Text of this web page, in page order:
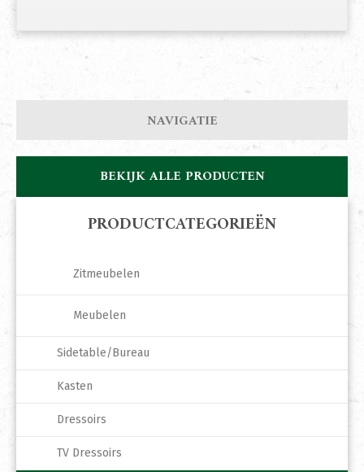
NAVIGATIE
BEKIJK ALLE PRODUCTEN
PRODUCTCATEGORIEËN
Zitmeubelen
Meubelen
Sidetable/Bureau
Kasten
Dressoirs
TV Dressoirs